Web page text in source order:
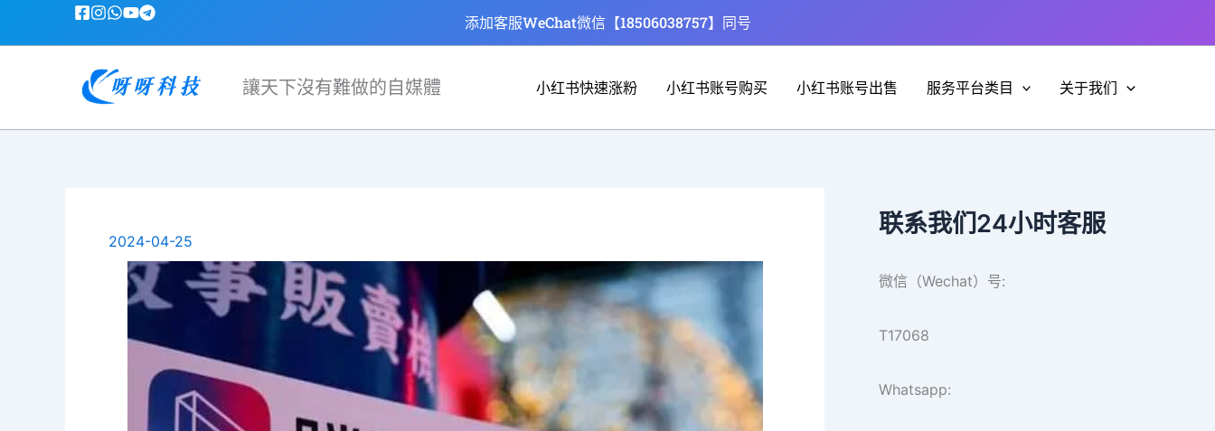
容
添加客服WeChat微信【18506038757】同号
讓天下沒有難做的自媒體 小红书快速涨粉 小红书账号购买 小红书账号出售 服务平台类目 关于我们
2024-04-25
联系我们24小时客服
微信（Wechat）号:
T17068
Whatsapp: